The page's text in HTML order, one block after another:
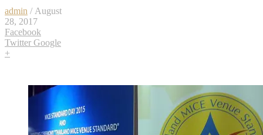
admin / August
28, 2017
Facebook
Twitter Google
+